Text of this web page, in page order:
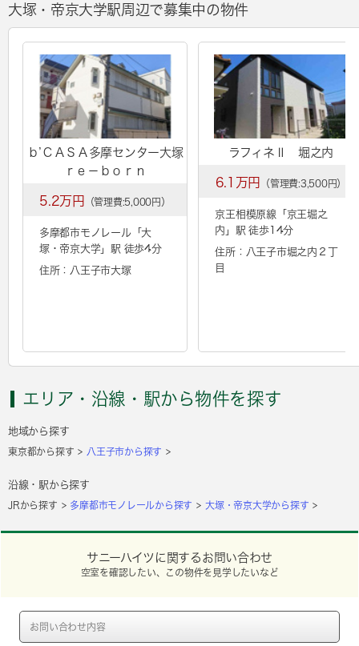
大塚・帝京大学駅周辺で募集中の物件
ｂ’ＣＡＳＡ多摩センター大塚
ｒｅ－ｂｏｒｎ
5.2万円 （管理費:5,000円）
多摩都市モノレール「大
塚・帝京大学」駅 徒歩4分
住所：八王子市大塚
ラフィネⅡ 堀之内
6.1万円 （管理費:3,500円）
京王相模原線「 京王堀之
内 」駅 徒歩14分
住所：八王子市堀之内２丁
目
エリア・沿線・駅から物件を探す
地域から探す
東京都から探す 八王子市から探す
沿線・駅から探す
JRから探す 多摩都市モノレールから探す 大塚・帝京大学から探す
サニーハイツに関するお問い合わせ
空室を確認したい、この物件を見学したいなど